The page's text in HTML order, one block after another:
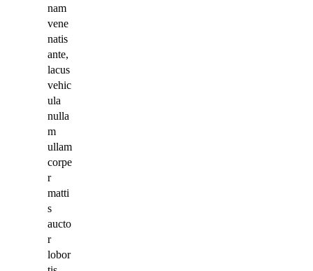
nam
vene
natis
ante,
lacus
vehic
ula
nulla
m
ullam
corpe
r
matti
s
aucto
r
lobor